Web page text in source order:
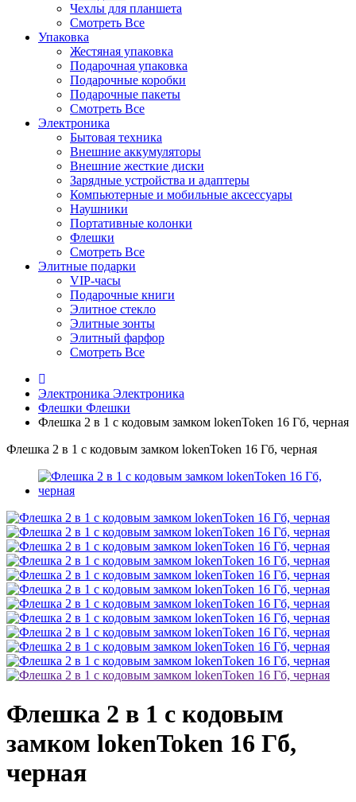
Чехлы для планшета
Смотреть Все
Упаковка
Жестяная упаковка
Подарочная упаковка
Подарочные коробки
Подарочные пакеты
Смотреть Все
Электроника
Бытовая техника
Внешние аккумуляторы
Внешние жесткие диски
Зарядные устройства и адаптеры
Компьютерные и мобильные аксессуары
Наушники
Портативные колонки
Флешки
Смотреть Все
Элитные подарки
VIP-часы
Подарочные книги
Элитное стекло
Элитные зонты
Элитный фарфор
Смотреть Все
Электроника Электроника
Флешки Флешки
Флешка 2 в 1 с кодовым замком lokenToken 16 Гб, черная
Флешка 2 в 1 с кодовым замком lokenToken 16 Гб, черная
Флешка 2 в 1 с кодовым
замком lokenToken 16 Гб,
черная